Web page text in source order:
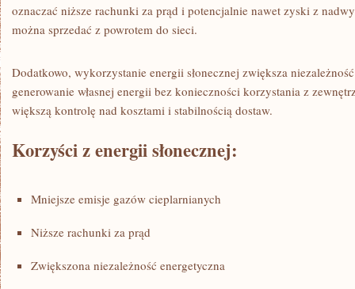
oznaczać niższe ​rachunki za ⁤prąd i​ potencjalnie nawet zyski z
można sprzedać z powrotem do sieci.
Dodatkowo, wykorzystanie energii⁢ słonecznej zwiększa
generowanie własnej energii bez konieczności korzystania z
większą kontrolę nad kosztami i stabilnością dostaw.
Korzyści z energii słonecznej:
Mniejsze emisje gazów⁤ cieplarnianych
Niższe rachunki za prąd
Zwiększona niezależność energetyczna